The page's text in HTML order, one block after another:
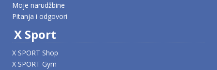
Moje narudžbine
Pitanja i odgovori
X Sport
X SPORT Shop
X SPORT Gym